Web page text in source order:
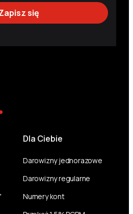
Dla Ciebie
Darowizny jednorazowe
Darowizny regularne
Numery kont